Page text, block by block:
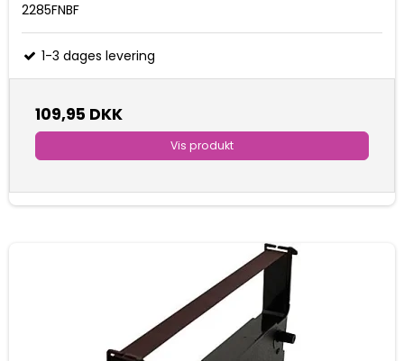
2285FNBF
1-3 dages levering
109,95 DKK
Vis produkt